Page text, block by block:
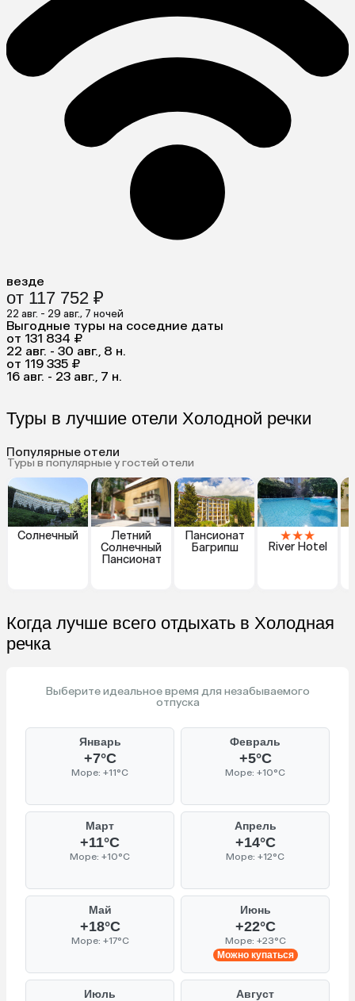
везде
от 117 752 ₽
22 авг. - 29 авг., 7 ночей
Выгодные туры на соседние даты
от 131 834 ₽
22 авг. - 30 авг., 8 н.
от 119 335 ₽
16 авг. - 23 авг., 7 н.
Туры в лучшие отели Холодной речки
Популярные отели
Туры в популярные у гостей отели
Солнечный
Летний
Солнечный
Пансионат
Пансионат
Багрипш
★★★
River Hotel
Когда лучше всего отдыхать в Холодная
речка
Выберите идеальное время для незабываемого
отпуска
Январь
+7°C
Море: +11°C
Февраль
+5°C
Море: +10°C
Март
+11°C
Море: +10°C
Апрель
+14°C
Море: +12°C
Май
+18°C
Море: +17°C
Июнь
+22°C
Море: +23°C
Можно купаться
Июль Август